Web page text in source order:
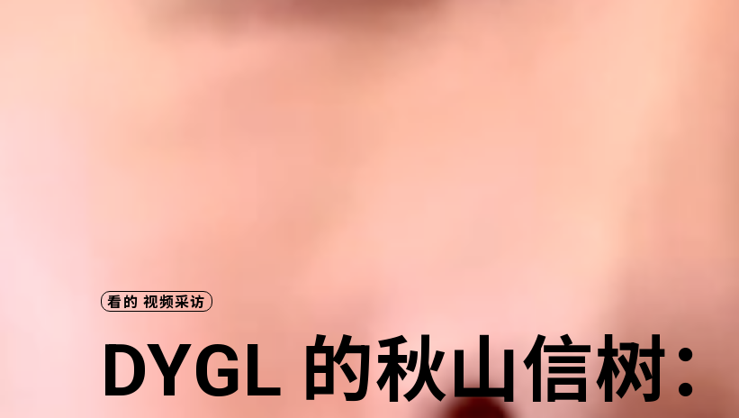
看的 视频采访
DYGL 的秋山信树：